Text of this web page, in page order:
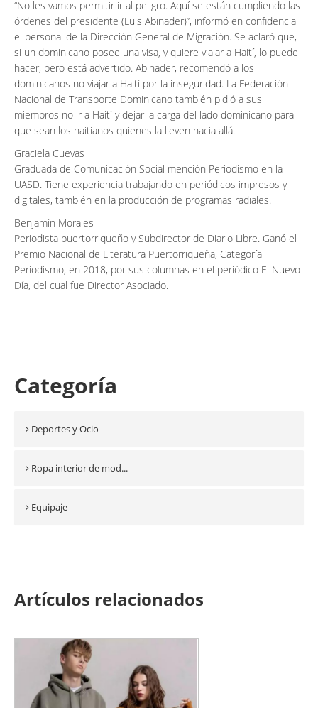
“No les vamos permitir ir al peligro. Aquí se están cumpliendo las
órdenes del presidente (Luis Abinader)”, informó en confidencia
el personal de la Dirección General de Migración. Se aclaró que,
si un dominicano posee una visa, y quiere viajar a Haití, lo puede
hacer, pero está advertido. Abinader, recomendó a los
dominicanos no viajar a Haití por la inseguridad. La Federación
Nacional de Transporte Dominicano también pidió a sus
miembros no ir a Haití y dejar la carga del lado dominicano para
que sean los haitianos quienes la lleven hacia allá.
Graciela Cuevas
Graduada de Comunicación Social mención Periodismo en la
UASD. Tiene experiencia trabajando en periódicos impresos y
digitales, también en la producción de programas radiales.
Benjamín Morales
Periodista puertorriqueño y Subdirector de Diario Libre. Ganó el
Premio Nacional de Literatura Puertorriqueña, Categoría
Periodismo, en 2018, por sus columnas en el periódico El Nuevo
Día, del cual fue Director Asociado.
Categoría
Deportes y Ocio
Ropa interior de mod...
Equipaje
Artículos relacionados